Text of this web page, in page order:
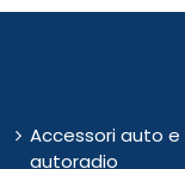
Accessori auto e
autoradio